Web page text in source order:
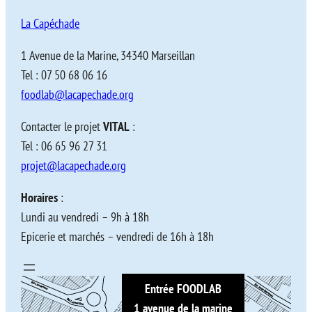
La Capéchade
1 Avenue de la Marine, 34340 Marseillan
Tel : 07 50 68 06 16
foodlab@lacapechade.org
Contacter le projetVITAL :
Tel : 06 65 96 27 31
projet@lacapechade.org
Horaires :
Lundi au vendredi – 9h à 18h
Epicerie et marchés – vendredi de 16h à 18h
Entrée FOODLAB
1 avenue de la marine